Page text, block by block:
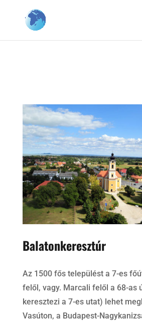
Balatonkeresztúr
Az 1500 fős települést a 7-es
felől, vagy. Marcali felől a 68-as
keresztezi a 7-es utat) lehet
Vasúton, a Budapest-